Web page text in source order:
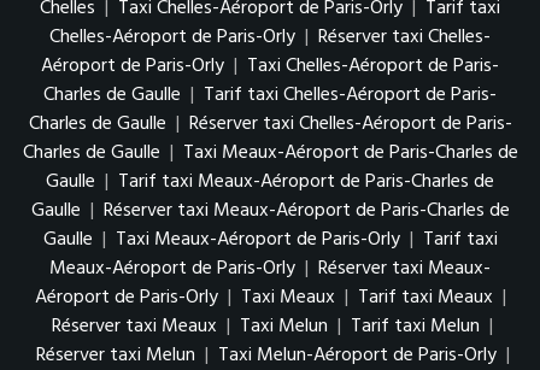
Chelles | Taxi Chelles-Aéroport de Paris-Orly | Tarif taxi
Chelles-Aéroport de Paris-Orly | Réserver taxi Chelles-
Aéroport de Paris-Orly | Taxi Chelles-Aéroport de Paris-
Charles de Gaulle | Tarif taxi Chelles-Aéroport de Paris-
Charles de Gaulle | Réserver taxi Chelles-Aéroport de Paris-
Charles de Gaulle | Taxi Meaux-Aéroport de Paris-Charles de
Gaulle | Tarif taxi Meaux-Aéroport de Paris-Charles de
Gaulle | Réserver taxi Meaux-Aéroport de Paris-Charles de
Gaulle | Taxi Meaux-Aéroport de Paris-Orly | Tarif taxi
Meaux-Aéroport de Paris-Orly | Réserver taxi Meaux-
Aéroport de Paris-Orly | Taxi Meaux | Tarif taxi Meaux |
Réserver taxi Meaux | Taxi Melun | Tarif taxi Melun |
Réserver taxi Melun | Taxi Melun-Aéroport de Paris-Orly |